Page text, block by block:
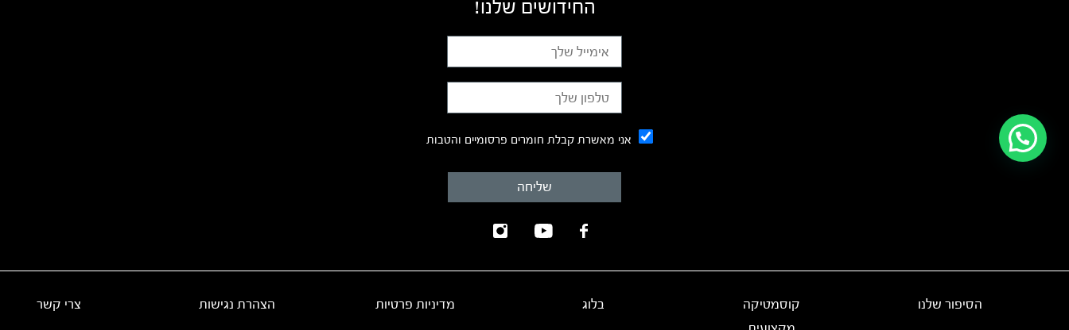
החידושים שלנו!
אני מאשרת קבלת חומרים פרסומיים והטבות
הסיפור שלנו
קוסמטיקה
בלוג מדיניות פרטיות הצהרת נגישות צרי קשר